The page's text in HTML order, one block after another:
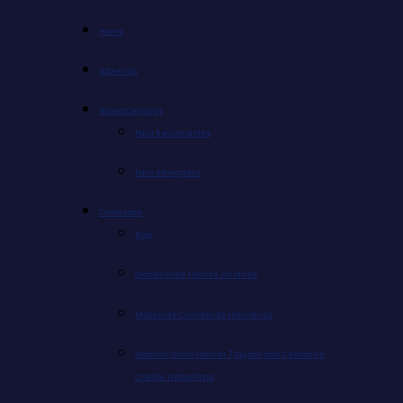
Home
Sobre nós
Nossos Serviços
Para Reclamantes
Para Advogados
Conteúdos
Blog
Glossário de Termos Jurídicos
Modelo de Contrato de Honorários
Webinar Como Faturar 7 Dígitos com Cessão de
Crédito Trabalhista